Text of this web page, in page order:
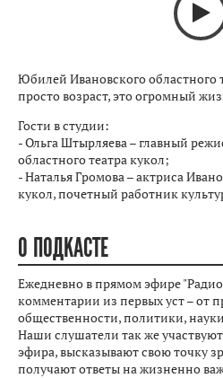
Юбилей Ивановского областного
просто возраст, это огромный
Гости в студии:
- Ольга Штырляева – главный
областного театра кукол;
- Наталья Громова – актриса
кукол, почетный работник
О ПОДКАСТЕ
Ежедневно в прямом эфире
комментарии из первых уст – от
общественности, политики,
Наши слушатели так же
эфира, высказывают свою точку
получают ответы на жизненно